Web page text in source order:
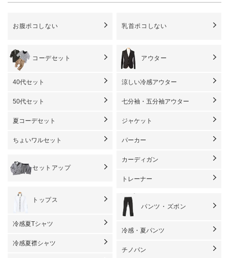
お腹ポコしない
コーデセット
40代セット
50代セット
夏コーデセット
ちょいワルセット
セットアップ
トップス
冷感夏Tシャツ
冷感夏襟シャツ
乳首ポコしない
アウター
涼しい冷感アウター
七分袖・五分袖アウター
ジャケット
パーカー
カーディガン
トレーナー
パンツ・ズボン
冷感・夏パンツ
チノパン